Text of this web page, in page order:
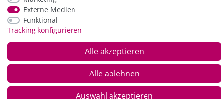
und Versandkosten
Externe Medien
Funktional
Tracking konfigurieren
Alle akzeptieren
Alle ablehnen
Auswahl akzeptieren
© Copyright 2026 Alle Rechte vorbehalten. |